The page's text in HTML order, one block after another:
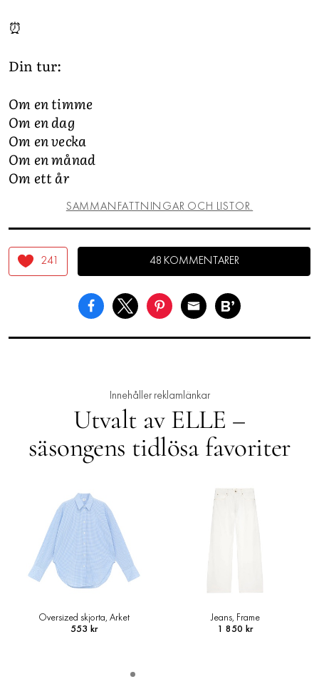
⏰
Din tur:
Om en timme
Om en dag
Om en vecka
Om en månad
Om ett år
SAMMANFATTNINGAR OCH LISTOR.
241 48 KOMMENTARER
Innehåller reklamlänkar
Utvalt av ELLE –
säsongens tidlösa favoriter
Jeans, Frame
1 850 kr
Loafers i läder, Arket
1 145 kr